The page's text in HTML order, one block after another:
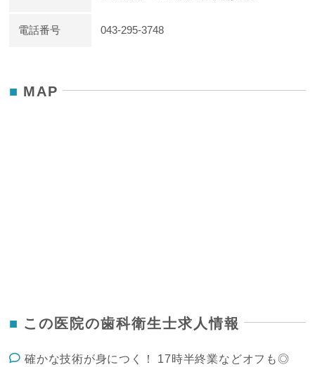
電話番号 043-295-3748
MAP
この医院の歯科衛生士求人情報
確かな技術が身につく！ 17時半終業などオフも◎